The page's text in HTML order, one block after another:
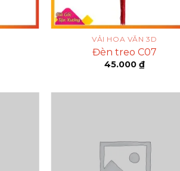
VẢI HOA VĂN 3D
Đèn treo C07
45.000 ₫